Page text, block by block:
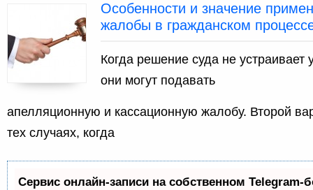
Особенности и значение
жалобы в гражданском
Когда решение суда не устраивает
они могут подавать
апелляционную и кассационную жалобу. Второй
тех случаях, когда
Сервис онлайн-записи на собственном Telegram-